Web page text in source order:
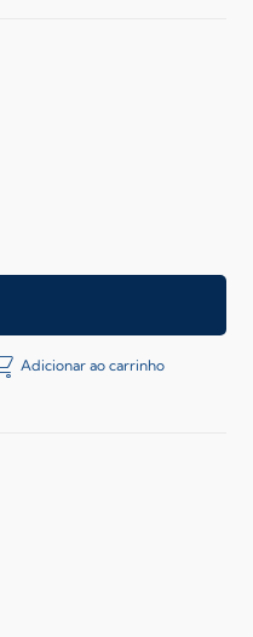
Adicionar ao carrinho